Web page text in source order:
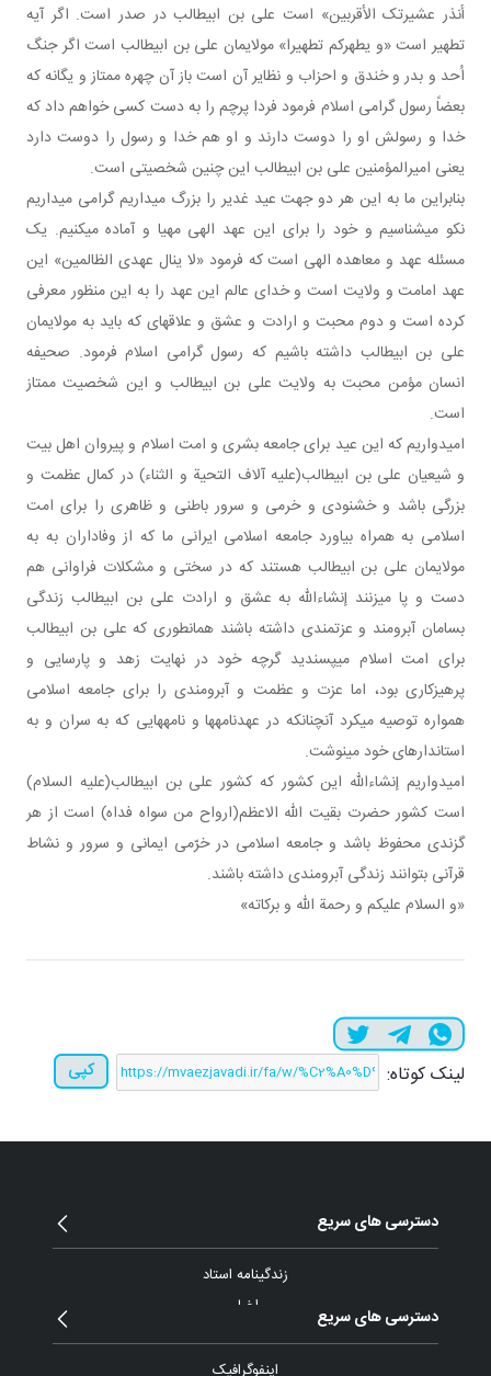
أنذر عشیرتک الأقربین» است علی بن ابیطالب در صدر است. اگر آیه
تطهیر است «و یطهرکم تطهیرا» مولایمان علی بن ابیطالب است اگر جنگ
اُحد و بدر و خندق و احزاب و نظایر آن است باز آن چهره ممتاز و یگانه که
بعضاً رسول گرامی اسلام فرمود فردا پرچم را به دست کسی خواهم داد که
خدا و رسولش او را دوست دارند و او هم خدا و رسول را دوست دارد
یعنی امیرالمؤمنین علی بن ابیطالب این چنین شخصیتی است.
بنابراین ما به این هر دو جهت عید غدیر را بزرگ می داریم گرامی می داریم
نکو می شناسیم و خود را برای این عهد الهی مهیا و آماده می کنیم. یک
مسئله عهد و معاهده الهی است که فرمود «لا ینال عهدی الظالمین» این
عهد امامت و ولایت است و خدای عالم این عهد را به این منظور معرفی
کرده است و دوم محبت و ارادت و عشق و علاقه ای که باید به مولایمان
علی بن ابیطالب داشته باشیم که رسول گرامی اسلام فرمود. صحیفه
انسان مؤمن محبت به ولایت علی بن ابیطالب و این شخصیت ممتاز
است.
امیدواریم که این عید برای جامعه بشری و امت اسلام و پیروان اهل بیت
و شیعیان علی بن ابیطالب(علیه آلاف التحیة و الثناء) در کمال عظمت و
بزرگی باشد و خشنودی و خرمی و سرور باطنی و ظاهری را برای امت
اسلامی به همراه بیاورد جامعه اسلامی ایرانی ما که از وفاداران به به
مولایمان علی بن ابیطالب هستند که در سختی و مشکلات فراوانی هم
دست و پا می زنند إن شاءالله به عشق و ارادت علی بن ابیطالب زندگی
بسامان آبرومند و عزتمندی داشته باشند همان طوری که علی بن ابیطالب
برای امت اسلام می پسندید گرچه خود در نهایت زهد و پارسایی و
پرهیزکاری بود، اما عزت و عظمت و آبرومندی را برای جامعه اسلامی
همواره توصیه می کرد آن چنان که در عهدنامه ها و نامه هایی که به سران و به
استان دار های خود می نوشت.
امیدواریم إن شاءالله این کشور که کشور علی بن ابیطالب(علیه السلام)
است کشور حضرت بقیت الله الاعظم(ارواح من سواه فداه) است از هر
گزندی محفوظ باشد و جامعه اسلامی در خرّمی ایمانی و سرور و نشاط
قرآنی بتوانند زندگی آبرومندی داشته باشند.
«و السلام علیکم و رحمة الله و برکاته»
لینک کوتاه: کپی
دسترسی های سریع
زندگینامه استاد
اخبار
بیانات
دسترسی های سریع
اینفوگرافیک